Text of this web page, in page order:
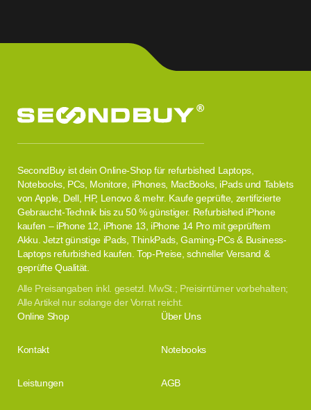
SecondBuy ist dein Online-Shop für refurbished Laptops,
Notebooks, PCs, Monitore, iPhones, MacBooks, iPads und Tablets
von Apple, Dell, HP, Lenovo & mehr. Kaufe geprüfte, zertifizierte
Gebraucht-Technik bis zu 50 % günstiger. Refurbished iPhone
kaufen – iPhone 12, iPhone 13, iPhone 14 Pro mit geprüftem
Akku. Jetzt günstige iPads, ThinkPads, Gaming-PCs & Business-
Laptops refurbished kaufen. Top-Preise, schneller Versand &
geprüfte Qualität.
Alle Preisangaben inkl. gesetzl. MwSt.; Preisirrtümer vorbehalten;
Alle Artikel nur solange der Vorrat reicht.
Online Shop Über Uns
Kontakt Notebooks
Leistungen AGB